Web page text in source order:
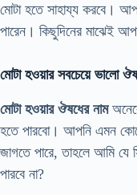
মোটা হতে সাহায্য করবে।
পারেন। কিছুদিনের মাঝেই
মোটা হওয়ার সবচেয়ে ভালো
মোটা হওয়ার ঔষধের নাম
হতে পারবো। আপনি এমন
জাগতে পারে, তাহলে আমি
পারবে না?